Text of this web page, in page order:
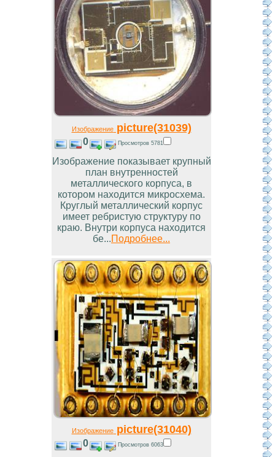
Изображениеpicture(31039)
0 Просмотров 5781
Изображение показывает крупный
план внутренностей
металлического корпуса, в
котором находится микросхема.
Круглый металлический корпус
имеет ребристую структуру по
краю. Внутри корпуса находится
бе... Подробнее...
Изображениеpicture(31040)
0 Просмотров 6063